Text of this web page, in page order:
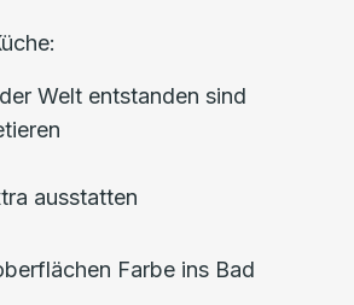
Welt entstanden sind
ausstatten
Farbe ins Bad